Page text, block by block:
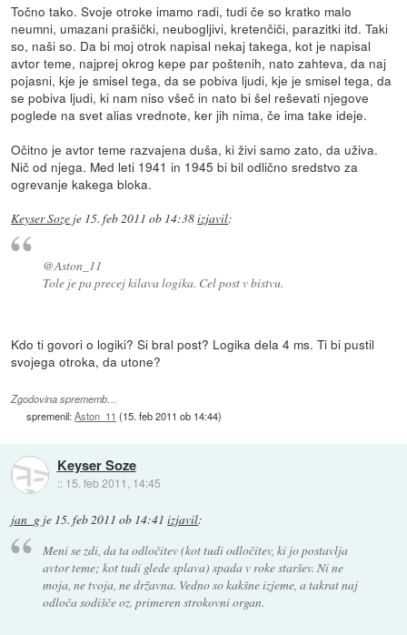
Točno tako. Svoje otroke imamo radi, tudi če so kratko malo
neumni, umazani prašički, neubogljivi, kretenčiči, parazitki itd. Taki
so, naši so. Da bi moj otrok napisal nekaj takega, kot je napisal
avtor teme, najprej okrog kepe par poštenih, nato zahteva, da naj
pojasni, kje je smisel tega, da se pobiva ljudi, kje je smisel tega, da
se pobiva ljudi, ki nam niso všeč in nato bi šel reševati njegove
poglede na svet alias vrednote, ker jih nima, če ima take ideje.
Očitno je avtor teme razvajena duša, ki živi samo zato, da uživa.
Nič od njega. Med leti 1941 in 1945 bi bil odlično sredstvo za
ogrevanje kakega bloka.
Keyser Soze je 15. feb 2011 ob 14:38izjavil:
@Aston_11
Tole je pa precej kilava logika. Cel post v bistvu.
Kdo ti govori o logiki? Si bral post? Logika dela 4 ms. Ti bi pustil
svojega otroka, da utone?
Zgodovina sprememb…
spremenil:Aston_11 (15. feb 2011 ob 14:44)
Keyser Soze
:: 15. feb 2011, 14:45
jan_g je 15. feb 2011 ob 14:41 izjavil:
Meni se zdi, da ta odločitev (kot tudi odločitev, ki jo postavlja
avtor teme; kot tudi glede splava) spada v roke staršev. Ni ne
moja, ne tvoja, ne državna. Vedno so kakšne izjeme, a takrat naj
odloča sodišče oz. primeren strokovni organ.